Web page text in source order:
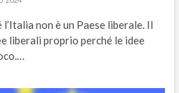
non è un Paese liberale. Il
liberali proprio perché le idee